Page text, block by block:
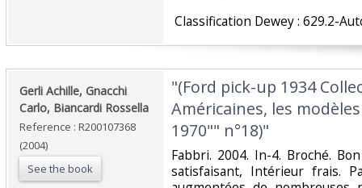
Classification Dewey : 629.2-
‎Gerli Achille, Gnacchi
Carlo, Biancardi Rossella‎
Reference : R200107368
(2004)
See the book
‎"(Ford pick-up 1934
Américaines, les
1970"" n°18)"‎
‎Fabbri. 2004. In-4. Broché.
satisfaisant, Intérieur frais.